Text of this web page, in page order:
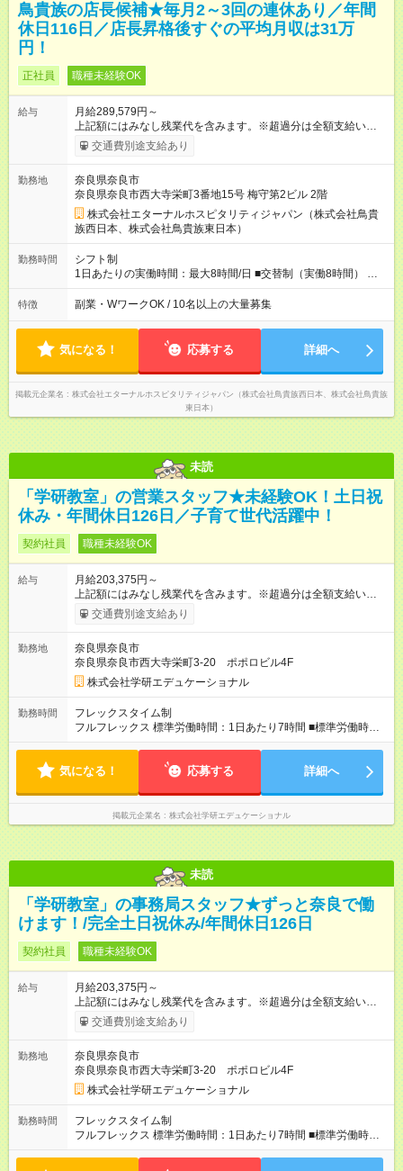
鳥貴族の店長候補★毎月2～3回の連休あり／年間
休日116日／店長昇格後すぐの平均月収は31万
円！
正社員 職種未経験OK
給与
月給289,579円～
上記額にはみなし残業代を含みます。※超過分は全額支給いたし
ます。 みなし残業代 49,699円 以上／月 みなし残業時間 30時間
／月 定額深夜手当（60時間、1万9880円～）含む。 それぞれ
未経験スタートのメンバーも多いです。 ◎上司との距離が近
く、困ったことがあってもマネージャーにすぐ相談できます。
◎女性活躍中！女性管理職登用実績あり！ ◎月1回エリア会議あ
り。社長が直接、目標や方針を発表します。 ⇒各店舗の好事例
を知れるなど、刺激がたくさん 【試用期間】試用期間なし
交通費別途支給あり
勤務地
奈良県奈良市
奈良県奈良市西大寺栄町3番地15号 梅守第2ビル 2階
株式会社エターナルホスピタリティジャパン（株式会社鳥貴
族西日本、株式会社鳥貴族東日本）
勤務時間
シフト制
1日あたりの実働時間：最大8時間/日 ■交替制（実働8時間） ▼
シフト例 ○16：00～翌2：00 ○20：00～翌6：00 ※営業時間は店
舗による。 ＜無断残業は絶対禁止！＞ どうしても必要な時は、
すが、これをゼロにするのが目標の一つです。
特徴 副業・WワークOK / 10名以上の大量募集
気になる！ 応募する 詳細へ
掲載元企業名
株式会社エターナルホスピタリティジャパン（株式会社鳥貴族西日本、株式会社鳥貴族
東日本）
未読
「学研教室」の営業スタッフ★未経験OK！土日祝
休み・年間休日126日／子育て世代活躍中！
契約社員 職種未経験OK
給与
月給203,375円～
上記額にはみなし残業代を含みます。※超過分は全額支給いたし
ます。 みなし残業代 25,500円／月 みなし残業時間 20時間／月
■賞与：年2回（6月、12月）、昨年度賞与実績は年間2.5ヶ月分
（25，500円）を含みます。超過分別途支給します。 ■昇給年1
回（契約更新時に昇給の査定を行います） 【試用期間】試用期
間あり 試用期間の長さ：3ヶ月 雇用形態、給与は本採用時と同
じです。
交通費別途支給あり
勤務地
奈良県奈良市
奈良県奈良市西大寺栄町3-20 ポポロビル4F
株式会社学研エデュケーショナル
勤務時間
フレックスタイム制
フルフレックス 標準労働時間：1日あたり7時間 ■標準労働時間1
日7時間／コアタイムなし ■9：00～17：00で勤務している社員
気になる！ 応募する 詳細へ
掲載元企業名 株式会社学研エデュケーショナル
未読
「学研教室」の事務局スタッフ★ずっと奈良で働
けます！/完全土日祝休み/年間休日126日
契約社員 職種未経験OK
給与
月給203,375円～
上記額にはみなし残業代を含みます。※超過分は全額支給いたし
ます。 みなし残業代 25,500円／月 みなし残業時間 20時間／月
■賞与：年2回（6月、12月）、昨年度賞与実績は年間2.5ヶ月分
（25，500円）を含みます。超過分別途支給します。 ■昇給年1
回（契約更新時に昇給の査定を行います） 【試用期間】試用期
間あり 試用期間の長さ：3ヶ月 雇用形態、給与は本採用時と同
じです。
交通費別途支給あり
勤務地
奈良県奈良市
奈良県奈良市西大寺栄町3-20 ポポロビル4F
株式会社学研エデュケーショナル
勤務時間
フレックスタイム制
フルフレックス 標準労働時間：1日あたり7時間 ■標準労働時間1
日7時間／コアタイムなし ■9：00～17：00で勤務している社員